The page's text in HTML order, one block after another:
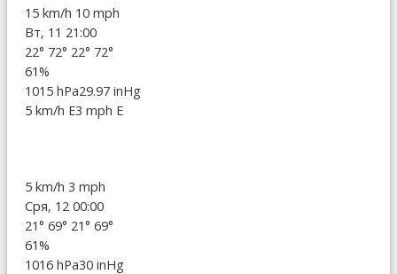
15 km/h 10 mph
Вт, 11 21:00
22° 72° 22° 72°
61%
1015 hPa29.97 inHg
5 km/h E3 mph E
5 km/h 3 mph
Сря, 12 00:00
21° 69° 21° 69°
61%
1016 hPa30 inHg